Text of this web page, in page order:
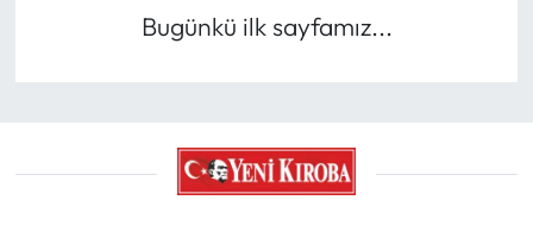
Bugünkü ilk sayfamız...
HABER İLAN